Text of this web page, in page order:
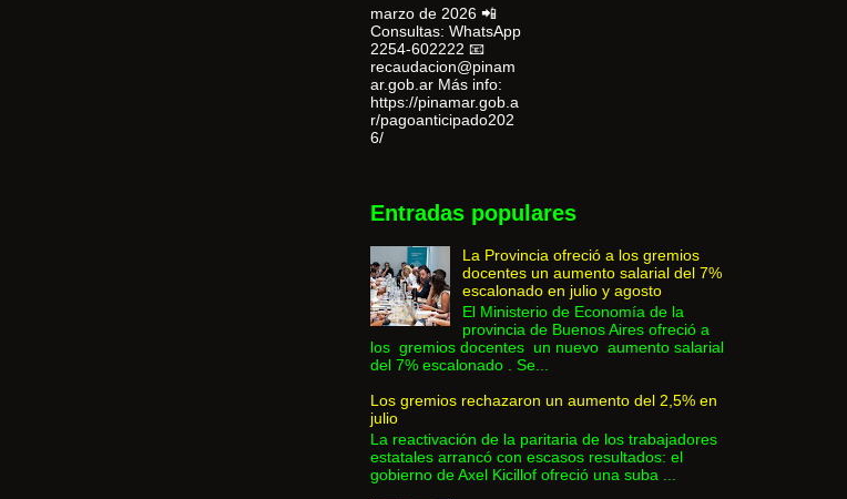
marzo de 2026 📲
Consultas: WhatsApp
2254-602222 📧
recaudacion@pinam
ar.gob.ar Más info:
https://pinamar.gob.a
r/pagoanticipado202
6/
Entradas populares
La Provincia ofreció a los gremios
docentes un aumento salarial del 7%
escalonado en julio y agosto
El Ministerio de Economía de la
provincia de Buenos Aires ofreció a
los gremios docentes un nuevo aumento salarial
del 7% escalonado . Se...
Los gremios rechazaron un aumento del 2,5% en
julio
La reactivación de la paritaria de los trabajadores
estatales arrancó con escasos resultados: el
gobierno de Axel Kicillof ofreció una suba ...